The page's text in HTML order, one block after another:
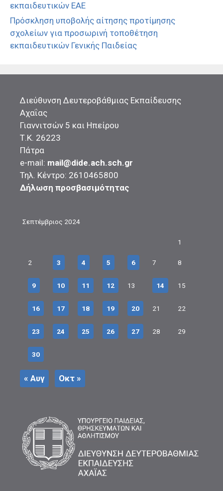
εκπαιδευτικών ΕΑΕ
Πρόσκληση υποβολής αίτησης προτίμησης
σχολείων για προσωρινή τοποθέτηση
εκπαιδευτικών Γενικής Παιδείας
Διεύθυνση Δευτεροβάθμιας Εκπαίδευσης
Αχαΐας
Γιαννιτσών 5 και Ηπείρου
Τ.Κ. 26223
Πάτρα
e-mail: mail@dide.ach.sch.gr
Τηλ. Κέντρο: 2610465800
Δήλωση προσβασιμότητας
Σεπτέμβριος 2024
1
2 3 4 5 6 7 8
9 10 11 12 13 14 15
16 17 18 19 20 21 22
23 24 25 26 27 28 29
30
« Αυγ Οκτ »